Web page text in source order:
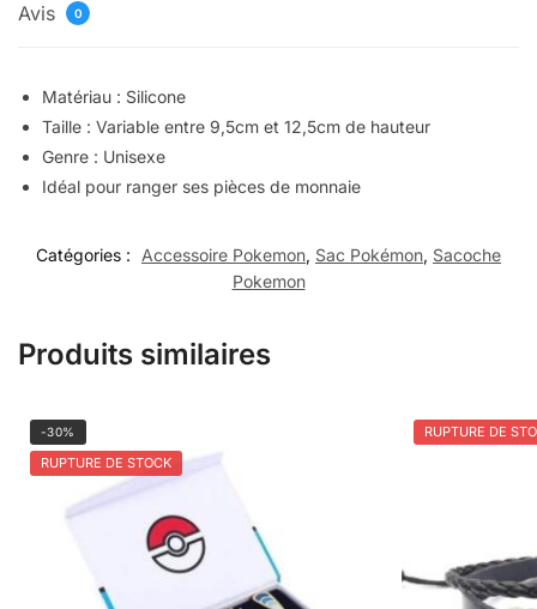
Avis 0
Matériau : Silicone
Taille : Variable entre 9,5cm et 12,5cm de hauteur
Genre : Unisexe
Idéal pour ranger ses pièces de monnaie
Catégories : Accessoire Pokemon, Sac Pokémon, Sacoche
Pokemon
Produits similaires
-30%
RUPTURE DE STOCK
RUPTURE DE